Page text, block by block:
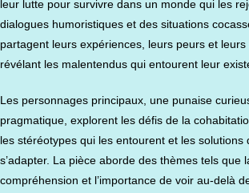
leur lutte pour survivre dans un monde qui les
dialogues humoristiques et des situations
partagent leurs expériences, leurs peurs et
révélant les malentendus qui entourent leur
Les personnages principaux, une punaise
pragmatique, explorent les défis de la
les stéréotypes qui les entourent et les solutions
s’adapter. La pièce aborde des thèmes tels que
compréhension et l’importance de voir au-delà